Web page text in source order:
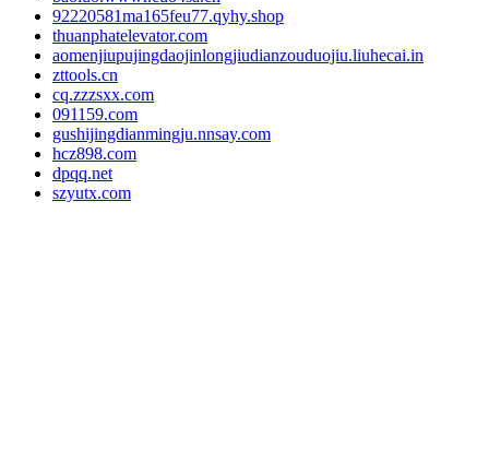
92220581ma165feu77.qyhy.shop
thuanphatelevator.com
aomenjiupujingdaojinlongjiudianzouduojiu.liuhecai.in
zttools.cn
cq.zzzsxx.com
091159.com
gushijingdianmingju.nnsay.com
hcz898.com
dpqq.net
szyutx.com